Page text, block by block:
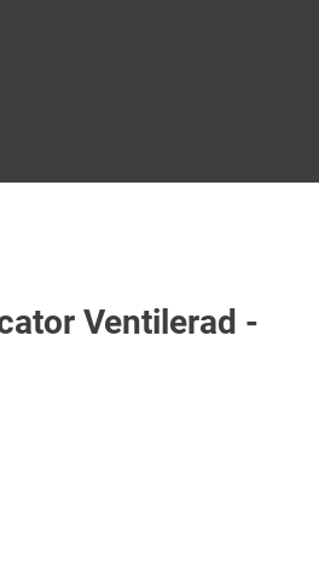
Ventilerad -